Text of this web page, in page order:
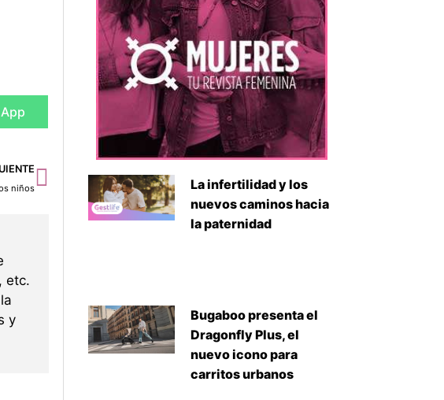
niños
Siguiente
etc.
y
La infertilidad y los
nuevos caminos hacia
la paternidad
Bugaboo presenta el
Dragonfly Plus, el
nuevo icono para
carritos urbanos